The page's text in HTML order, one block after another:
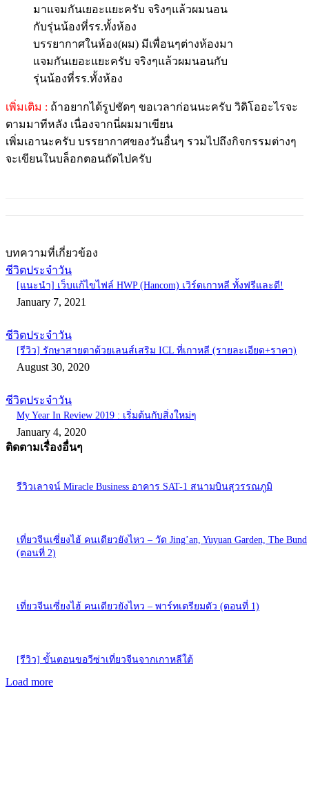
บรรยากาศในห้อง(ผม) มีเพื่อนๆต่างห้องมา
แจมกันเยอะแยะครับ จริงๆแล้วผมนอนกับ
รุ่นน้องที่รร.ทั้งห้อง
เพิ่มเติม : ถ้าอยากได้รูปชัดๆ ขอเวลาก่อนนะครับ วิดิโออะไรจะ
ตามมาทีหลัง เนื่องจากนี่ผมมาเขียน
เพิ่มเอานะครับ บรรยากาศของวันอื่นๆ รวมไปถึงกิจกรรมต่างๆ
จะเขียนในบล็อกตอนถัดไปครับ
บทความที่เกี่ยวข้อง
ชีวิตประจำวัน
[แนะนำ] เว็บแก้ไขไฟล์ HWP (Hancom) เวิร์ดเกาหลี ทั้งฟรีและดี!
January 7, 2021
ชีวิตประจำวัน
[รีวิว] รักษาสายตาด้วยเลนส์เสริม ICL ที่เกาหลี (รายละเอียด+ราคา)
August 30, 2020
ชีวิตประจำวัน
My Year In Review 2019 : เริ่มต้นกับสิ่งใหม่ๆ
January 4, 2020
ติดตามเรื่องอื่นๆ
รีวิวเลาจน์ Miracle Business อาคาร SAT-1 สนามบินสุวรรณภูมิ
เที่ยวจีนเซี่ยงไฮ้ คนเดียวยังไหว – วัด Jing’an, Yuyuan Garden, The Bund
(ตอนที่ 2)
เที่ยวจีนเซี่ยงไฮ้ คนเดียวยังไหว – พาร์ทเตรียมตัว (ตอนที่ 1)
[รีวิว] ขั้นตอนขอวีซ่าเที่ยวจีนจากเกาหลีใต้
Load more